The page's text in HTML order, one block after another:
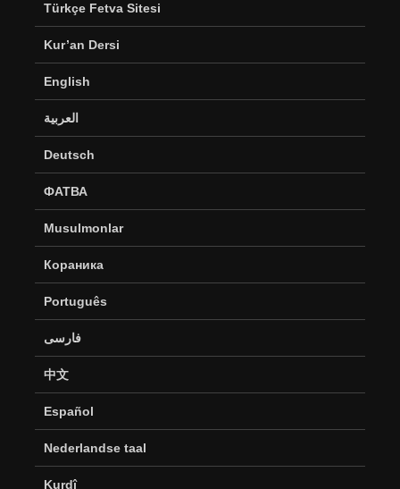
Türkçe Fetva Sitesi
Kur’an Dersi
English
العربية
Deutsch
ФАТВА
Musulmonlar
Кораника
Português
فارسی
中文
Español
Nederlandse taal
Kurdî